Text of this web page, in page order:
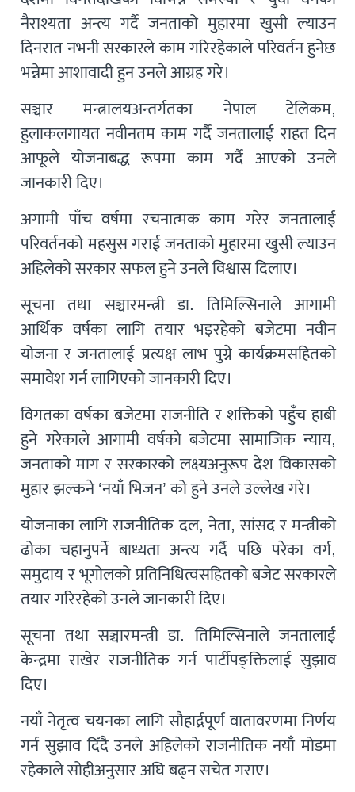
नैराश्यता अन्त्य गर्दै जनताको मुहारमा खुसी ल्याउन
दिनरात नभनी सरकारले काम गरिरहेकाले परिवर्तन हुनेछ
भन्नेमा आशावादी हुन उनले आग्रह गरे।
सञ्चार मन्त्रालयअन्तर्गतका नेपाल टेलिकम,
हुलाकलगायत नवीनतम काम गर्दै जनतालाई राहत दिन
आफूले योजनाबद्ध रूपमा काम गर्दै आएको उनले
जानकारी दिए।
अगामी पाँच वर्षमा रचनात्मक काम गरेर जनतालाई
परिवर्तनको महसुस गराई जनताको मुहारमा खुसी ल्याउन
अहिलेको सरकार सफल हुने उनले विश्वास दिलाए।
सूचना तथा सञ्चारमन्त्री डा. तिमिल्सिनाले आगामी
आर्थिक वर्षका लागि तयार भइरहेको बजेटमा नवीन
योजना र जनतालाई प्रत्यक्ष लाभ पुग्ने कार्यक्रमसहितको
समावेश गर्न लागिएको जानकारी दिए।
विगतका वर्षका बजेटमा राजनीति र शक्तिको पहुँच हाबी
हुने गरेकाले आगामी वर्षको बजेटमा सामाजिक न्याय,
जनताको माग र सरकारको लक्ष्यअनुरूप देश विकासको
मुहार झल्कने ‘नयाँ भिजन’ को हुने उनले उल्लेख गरे।
योजनाका लागि राजनीतिक दल, नेता, सांसद र मन्त्रीको
ढोका चहानुपर्ने बाध्यता अन्त्य गर्दै पछि परेका वर्ग,
समुदाय र भूगोलको प्रतिनिधित्वसहितको बजेट सरकारले
तयार गरिरहेको उनले जानकारी दिए।
सूचना तथा सञ्चारमन्त्री डा. तिमिल्सिनाले जनतालाई
केन्द्रमा राखेर राजनीतिक गर्न पार्टीपङ्क्तिलाई सुझाव
दिए।
नयाँ नेतृत्व चयनका लागि सौहार्द्रपूर्ण वातावरणमा निर्णय
गर्न सुझाव दिँदै उनले अहिलेको राजनीतिक नयाँ मोडमा
रहेकाले सोहीअनुसार अघि बढ्न सचेत गराए।